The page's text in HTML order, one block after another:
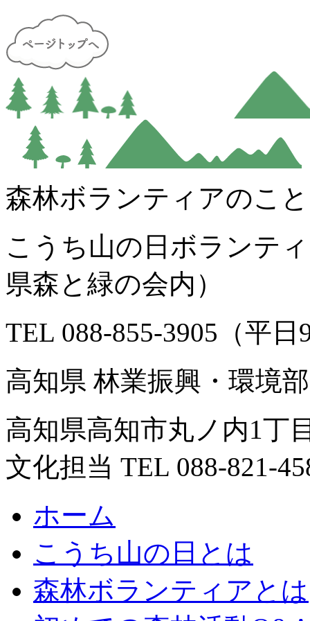
森林ボランティアのこ
こうち山の日ボランテ
県森と緑の会内）
TEL 088-855-3905（平日
高知県 林業振興・環境
高知県高知市丸ノ内1丁
文化担当 TEL 088-821-
ホーム
こうち山の日とは
森林ボランティアとは